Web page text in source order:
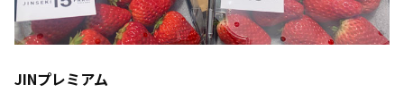
JINプレミアム